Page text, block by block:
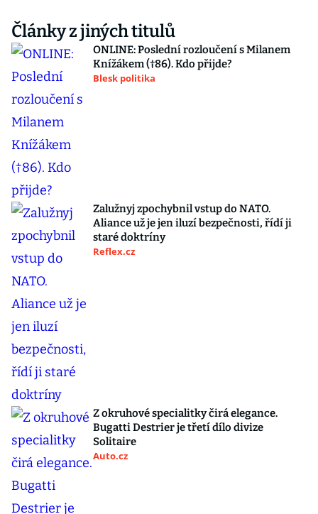
Články z jiných titulů
ONLINE: Poslední rozloučení s Milanem
Knížákem (†86). Kdo přijde?
Blesk politika
Zalužnyj zpochybnil vstup do NATO.
Aliance už je jen iluzí bezpečnosti, řídí ji
staré doktríny
Reflex.cz
Z okruhové specialitky čirá elegance.
Bugatti Destrier je třetí dílo divize
Solitaire
Auto.cz